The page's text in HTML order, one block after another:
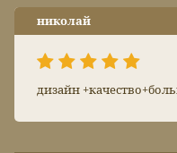
николай
дизайн